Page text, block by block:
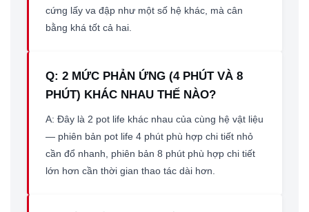
cứng lấy va đập như một số hệ khác, mà cân
bằng khá tốt cả hai.
Q: 2 MỨC PHẢN ỨNG (4 PHÚT VÀ 8
PHÚT) KHÁC NHAU THẾ NÀO?
A: Đây là 2 pot life khác nhau của cùng hệ vật liệu
— phiên bản pot life 4 phút phù hợp chi tiết nhỏ
cần đổ nhanh, phiên bản 8 phút phù hợp chi tiết
lớn hơn cần thời gian thao tác dài hơn.